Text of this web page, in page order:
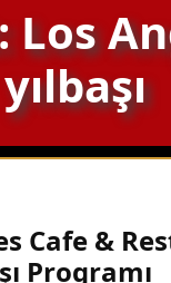
Los
yılbaşı
Cafe &
Programı